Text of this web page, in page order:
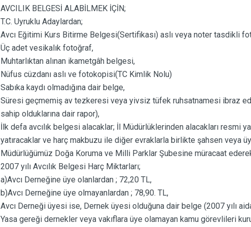
AVCILIK BELGESİ ALABİLMEK İÇİN;
T.C. Uyruklu Adaylardan;
Avcı Eğitimi Kurs Bitirme Belgesi(Sertifikası) aslı veya noter tasdikli
Üç adet vesikalık fotoğraf,
Muhtarlıktan alınan ikametgâh belgesi,
Nüfus cüzdanı aslı ve fotokopisi(TC Kimlik Nolu)
Sabıka kaydı olmadığına dair belge,
Süresi geçmemiş av tezkeresi veya yivsiz tüfek ruhsatnamesi ibraz
sahip olduklarına dair rapor),
İlk defa avcılık belgesi alacaklar; İl Müdürlüklerinden alacakları resmi
yatıracaklar ve harç makbuzu ile diğer evraklarla birlikte şahsen veya
Müdürlüğümüz Doğa Koruma ve Milli Parklar Şubesine müracaat
2007 yılı Avcılık Belgesi Harç Miktarları;
a)Avcı Derneğine üye olanlardan ; 72,20 TL,
b)Avcı Derneğine üye olmayanlardan ; 78,90. TL,
Avcı Derneği üyesi ise, Dernek üyesi olduğuna dair belge (2007 yılı
Yasa gereği dernekler veya vakıflara üye olamayan kamu görevlileri